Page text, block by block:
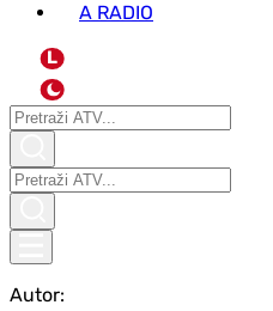
A RADIO
L
Autor: